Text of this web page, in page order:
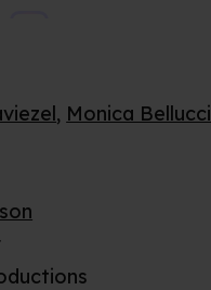
, Monica Bellucci